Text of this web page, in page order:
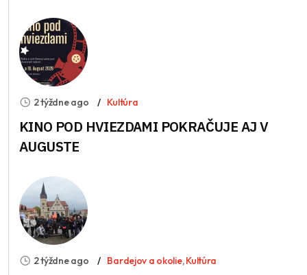
2 týždne ago Kultúra
KINO POD HVIEZDAMI POKRAČUJE AJ V
AUGUSTE
2 týždne ago Bardejov a okolie,Kultúra